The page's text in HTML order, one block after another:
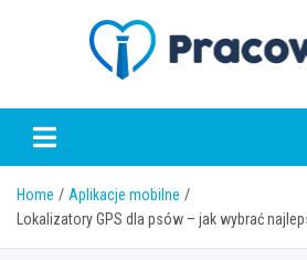
pracowity.pl
Home
Aplikacje mobilne
Lokalizatory GPS dla psów – jak wybrać